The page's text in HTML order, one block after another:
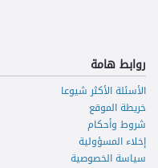
روابط هامة
الأسئلة الأكثر شيوعا
خريطة الموقع
شروط وأحكام
إخلاء المسؤولية
سياسة الخصوصية